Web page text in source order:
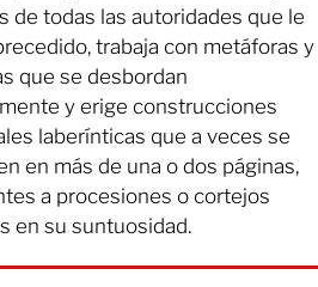
de todas las autoridades que le
trabaja con metáforas y
que se desbordan
y erige construcciones
laberínticas que a veces se
en más de una o dos páginas,
a procesiones o cortejos
en su suntuosidad.